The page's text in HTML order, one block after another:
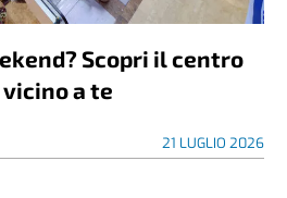
Scopri il centro
a te
21 LUGLIO 2026